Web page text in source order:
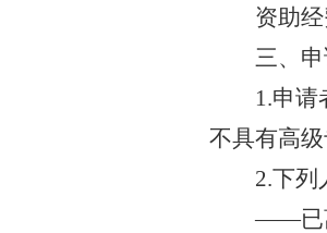
资助
三、
1.申
不具有高
2.下列
——已